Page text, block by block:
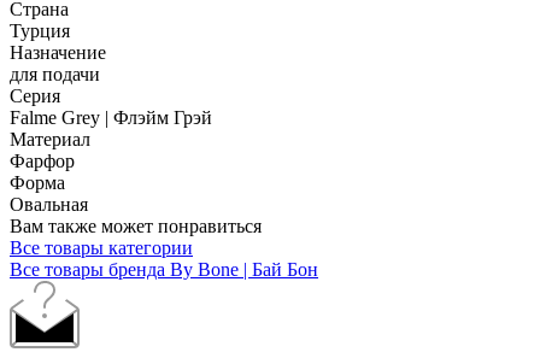
Страна
Турция
Назначение
для подачи
Серия
Falme Grey | Флэйм Грэй
Материал
Фарфор
Форма
Овальная
Вам также может понравиться
Все товары категории
Все товары бренда By Bone | Бай Бон